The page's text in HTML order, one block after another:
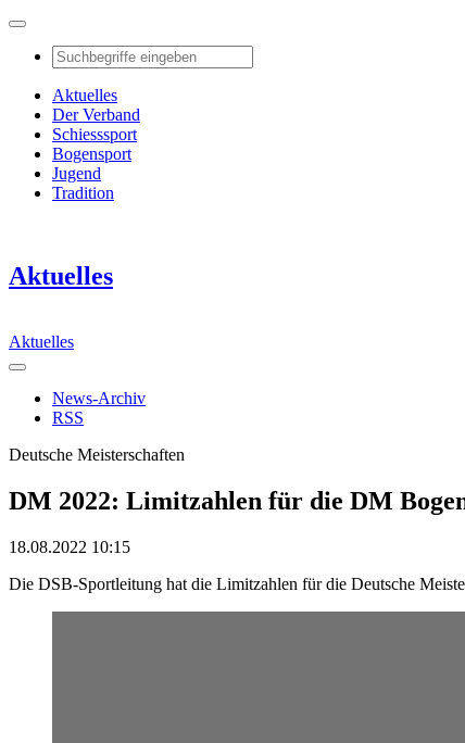
Aktuelles
Der Verband
Schiesssport
Bogensport
Jugend
Tradition
Aktuelles
Aktuelles
News-Archiv
RSS
Deutsche Meisterschaften
DM 2022: Limitzahlen für die DM
18.08.2022 10:15
Die DSB-Sportleitung hat die Limitzahlen für die Deutsche